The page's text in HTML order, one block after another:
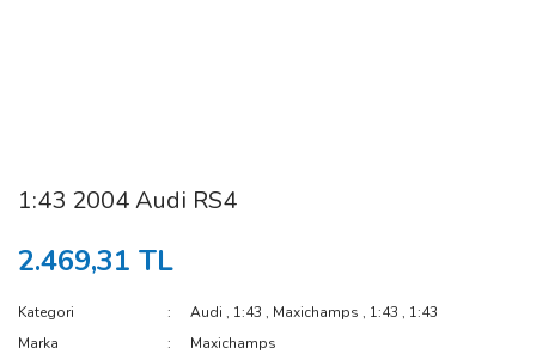
1:43 2004 Audi RS4
2.469,31 TL
Kategori Audi , 1:43 , Maxichamps , 1:43 , 1:43
Marka
Maxichamps